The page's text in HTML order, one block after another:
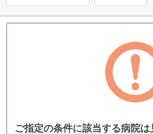
ご指定の条件に該当する病院は